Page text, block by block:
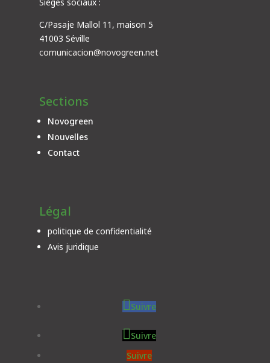
C/Pasaje Mallol 11, maison 5
41003 Séville
comunicacion@novogreen.net
Sections
Novogreen
Nouvelles
Contact
Légal
politique de confidentialité
Avis juridique
Suivre
Suivre
Suivre